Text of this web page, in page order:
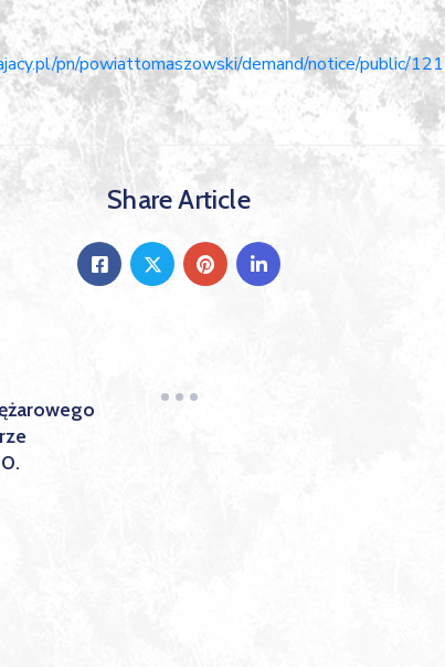
pn/powiattomaszowski/demand/notice/public/
Share Article